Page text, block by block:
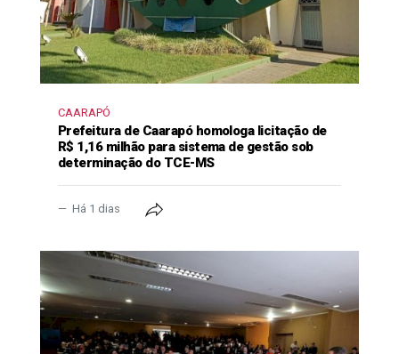
CAARAPÓ
Prefeitura de Caarapó homologa licitação de
R$ 1,16 milhão para sistema de gestão sob
determinação do TCE-MS
Há 1 dias